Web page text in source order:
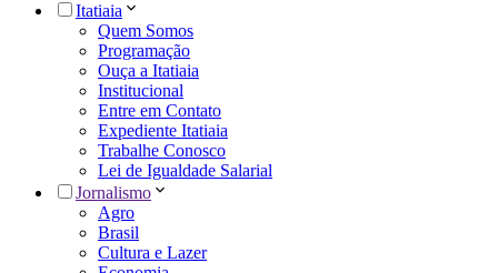
Itatiaia
Quem Somos
Programação
Ouça a Itatiaia
Institucional
Entre em Contato
Expediente Itatiaia
Trabalhe Conosco
Lei de Igualdade Salarial
Jornalismo
Agro
Brasil
Cultura e Lazer